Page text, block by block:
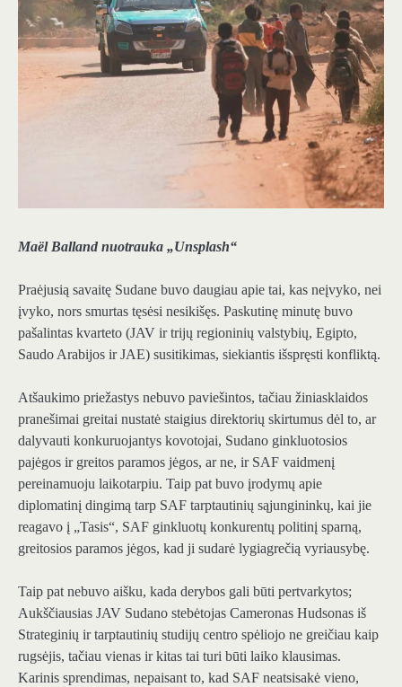
Maël Balland nuotrauka „Unsplash“
Praėjusią savaitę Sudane buvo daugiau apie tai, kas neįvyko, nei
įvyko, nors smurtas tęsėsi nesikišęs. Paskutinę minutę buvo
pašalintas kvarteto (JAV ir trijų regioninių valstybių, Egipto,
Saudo Arabijos ir JAE) susitikimas, siekiantis išspręsti konfliktą.
Atšaukimo priežastys nebuvo paviešintos, tačiau žiniasklaidos
pranešimai greitai nustatė staigius direktorių skirtumus dėl to, ar
dalyvauti konkuruojantys kovotojai, Sudano ginkluotosios
pajėgos ir greitos paramos jėgos, ar ne, ir SAF vaidmenį
pereinamuoju laikotarpiu. Taip pat buvo įrodymų apie
diplomatinį dingimą tarp SAF tarptautinių sąjungininkų, kai jie
reagavo į „Tasis“, SAF ginkluotų konkurentų politinį sparną,
greitosios paramos jėgos, kad ji sudarė lygiagrečią vyriausybę.
Taip pat nebuvo aišku, kada derybos gali būti pertvarkytos;
Aukščiausias JAV Sudano stebėtojas Cameronas Hudsonas iš
Strateginių ir tarptautinių studijų centro spėliojo ne greičiau kaip
rugsėjis, tačiau vienas ir kitas tai turi būti laiko klausimas.
Karinis sprendimas, nepaisant to, kad SAF neatsisakė vieno,